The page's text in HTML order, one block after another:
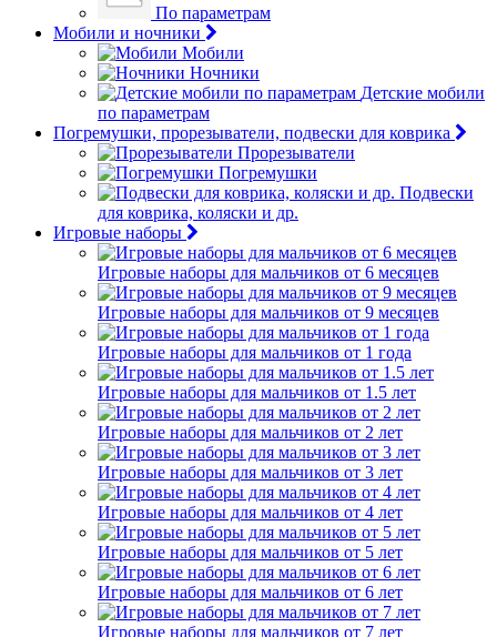
По параметрам
Мобили и ночники
Мобили
Ночники
Детские мобили
по параметрам
Погремушки, прорезыватели, подвески для коврика
Прорезыватели
Погремушки
Подвески
для коврика, коляски и др.
Игровые наборы
Игровые наборы для мальчиков от 6 месяцев
Игровые наборы для мальчиков от 9 месяцев
Игровые наборы для мальчиков от 1 года
Игровые наборы для мальчиков от 1.5 лет
Игровые наборы для мальчиков от 2 лет
Игровые наборы для мальчиков от 3 лет
Игровые наборы для мальчиков от 4 лет
Игровые наборы для мальчиков от 5 лет
Игровые наборы для мальчиков от 6 лет
Игровые наборы для мальчиков от 7 лет